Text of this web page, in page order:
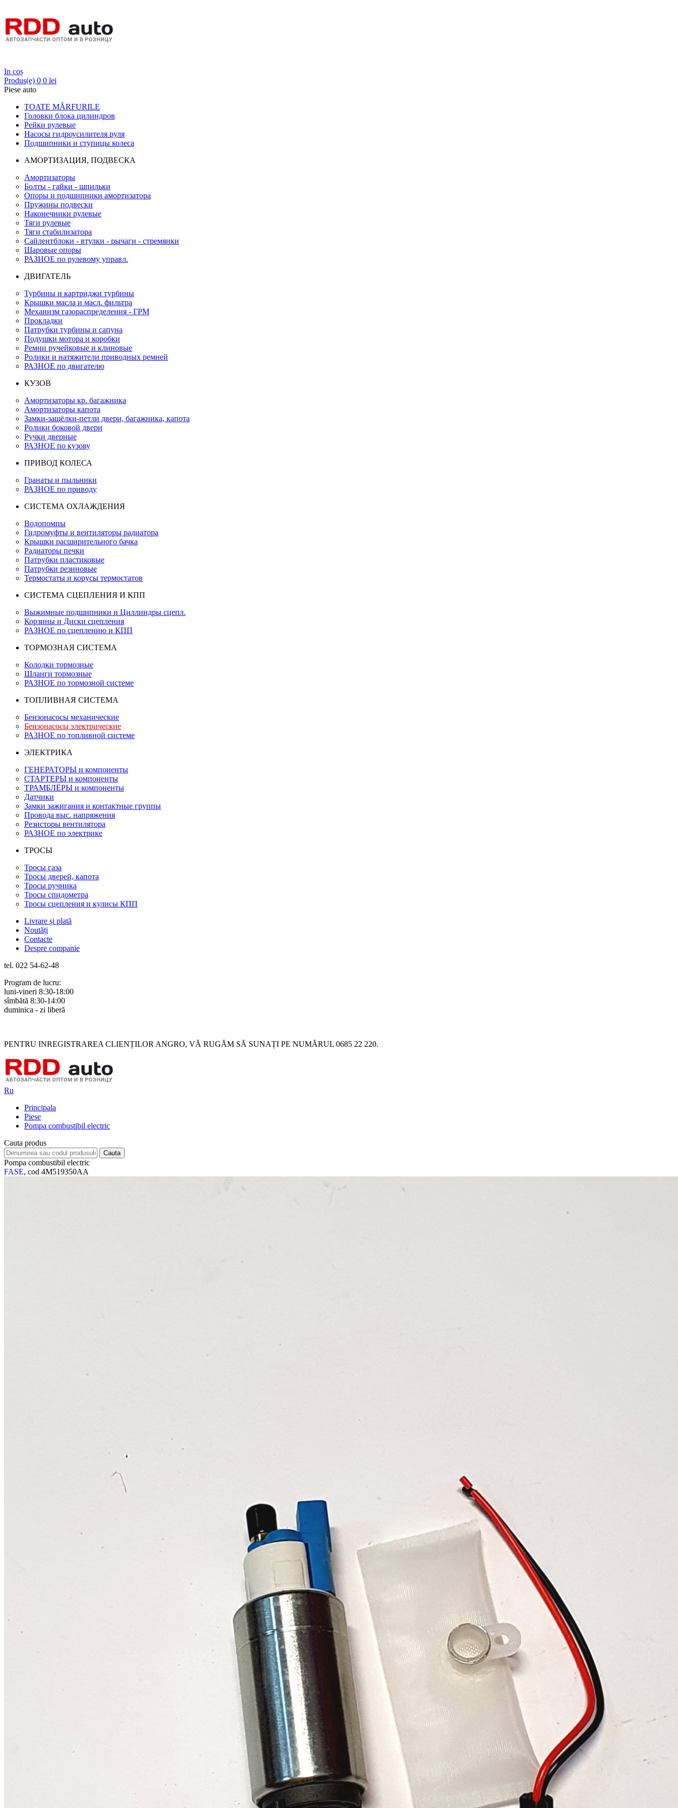
In coș
Produs(e) 0 0 lei
Piese auto
TOATE MĂRFURILE
Головки блока цилиндров
Рейки рулевые
Насосы гидроусилителя руля
Подшипники и ступицы колеса
АМОРТИЗАЦИЯ, ПОДВЕСКА
Амортизаторы
Болты - гайки - шпильки
Опоры и подшипники амортизатора
Пружины подвески
Наконечники рулевые
Тяги рулевые
Тяги стабилизатора
Сайлентблоки - втулки - рычаги - стремянки
Шаровые опоры
РАЗНОЕ по рулевому управл.
ДВИГАТЕЛЬ
Турбины и картриджи турбины
Крышки масла и масл. фильтра
Механизм газораспределения - ГРМ
Прокладки
Патрубки турбины и сапуна
Подушки мотора и коробки
Ремни ручейковые и клиновые
Ролики и натяжители приводных ремней
РАЗНОЕ по двигателю
КУЗОВ
Амортизаторы кр. багажника
Амортизаторы капота
Замки-защёлки-петли двери, багажника, капота
Ролики боковой двери
Ручки дверные
РАЗНОЕ по кузову
ПРИВОД КОЛЕСА
Гранаты и пыльники
РАЗНОЕ по приводу
СИСТЕМА ОХЛАЖДЕНИЯ
Водопомпы
Гидромуфты и вентиляторы радиатора
Крышки расширительного бачка
Радиаторы печки
Патрубки пластиковые
Патрубки резиновые
Термостаты и корусы термостатов
СИСТЕМА СЦЕПЛЕНИЯ И КПП
Выжимные подшипники и Циллиндры сцепл.
Корзины и Диски сцепления
РАЗНОЕ по сцеплению и КПП
ТОРМОЗНАЯ СИСТЕМА
Колодки тормозные
Шланги тормозные
РАЗНОЕ по тормозной системе
ТОПЛИВНАЯ СИСТЕМА
Бензонасосы механические
Бензонасосы электрические
РАЗНОЕ по топливной системе
ЭЛЕКТРИКА
ГЕНЕРАТОРЫ и компоненты
СТАРТЕРЫ и компоненты
ТРАМБЛЁРЫ и компоненты
Датчики
Замки зажигания и контактные группы
Провода выс. напряжения
Резисторы вентилятора
РАЗНОЕ по электрике
ТРОСЫ
Тросы газа
Тросы дверей, капота
Тросы ручника
Тросы спидометра
Тросы сцепления и кулисы КПП
Livrare și plată
Noutăți
Contacte
Despre companie
tel. 022 54-62-48
Program de lucru:
luni-vineri 8:30-18:00
sîmbătă 8:30-14:00
duminica - zi liberă
PENTRU INREGISTRAREA CLIENȚILOR ANGRO, VĂ RUGĂM SĂ SUNAȚI PE NUMĂRUL 0685 22 220.
Ru
Principala
Piese
Pompa combustibil electric
Cauta produs
Pompa combustibil electric
FASE, cod 4M519350AA